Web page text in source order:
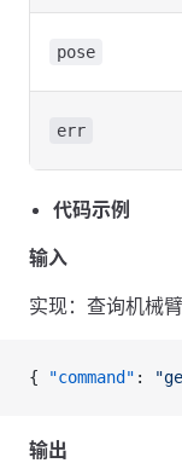
pose
err
代码示例
输入
实现：查询机械臂
{ "command" :
输出